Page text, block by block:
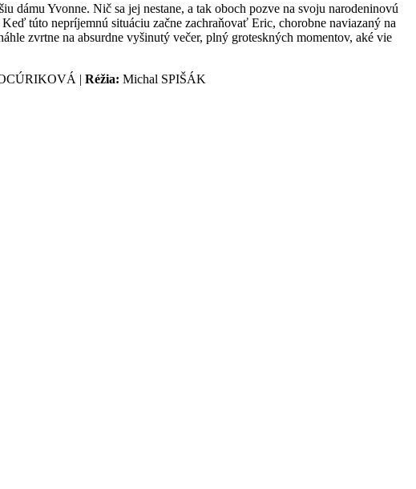
dámu Yvonne. Nič sa jej nestane, a tak oboch pozve na svoju narodeninovú
túto nepríjemnú situáciu začne zachraňovať Eric, chorobne naviazaný na
zvrtne na absurdne vyšinutý večer, plný groteskných momentov, aké vie
| Réžia: Michal SPIŠÁK